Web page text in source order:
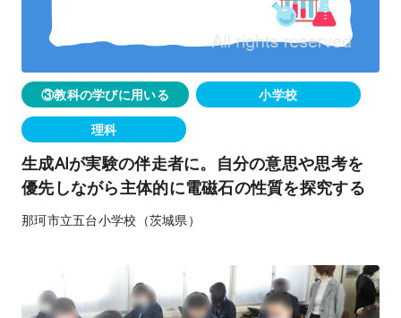
③教科の学びに用いる 小学校
理科
生成AIが実験の伴走者に。自分の意思や思考を
優先しながら主体的に電磁石の性質を探究する
那珂市立五台小学校（茨城県）